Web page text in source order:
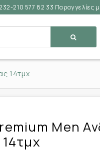
210 577 82 33 Παραγγελίες
14τμχ
Men